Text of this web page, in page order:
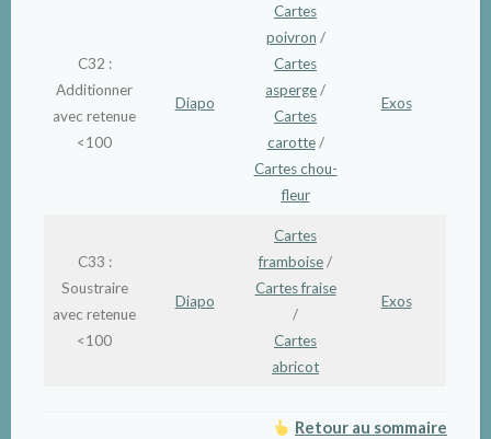
C32 :
Additionner
avec retenue
<100
Diapo
Cartes
poivron /
Cartes
asperge/
Cartes
carotte/
Cartes chou-
fleur
Exos
C33 :
Soustraire
avec retenue
<100
Diapo
Cartes
framboise/
Cartes fraise
/
Cartes
abricot
Exos
Retour au sommaire